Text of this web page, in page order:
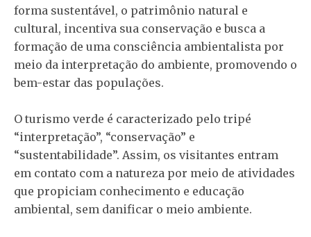
forma sustentável, o patrimônio natural e
cultural, incentiva sua conservação e busca a
formação de uma consciência ambientalista por
meio da interpretação do ambiente, promovendo o
bem-estar das populações.
O turismo verde é caracterizado pelo tripé
“interpretação”, “conservação” e
“sustentabilidade”. Assim, os visitantes entram
em contato com a natureza por meio de atividades
que propiciam conhecimento e educação
ambiental, sem danificar o meio ambiente.